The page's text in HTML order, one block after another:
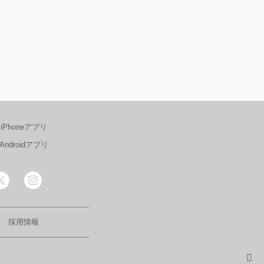
iPhoneアプリ
Androidアプリ
採用情報